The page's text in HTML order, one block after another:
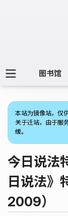
图书馆
本站为镜像站，仅
关于迁站，由于服
缓。
今日说法
日说法》
2009）